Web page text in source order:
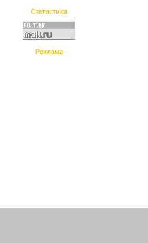
Статистика
Реклама